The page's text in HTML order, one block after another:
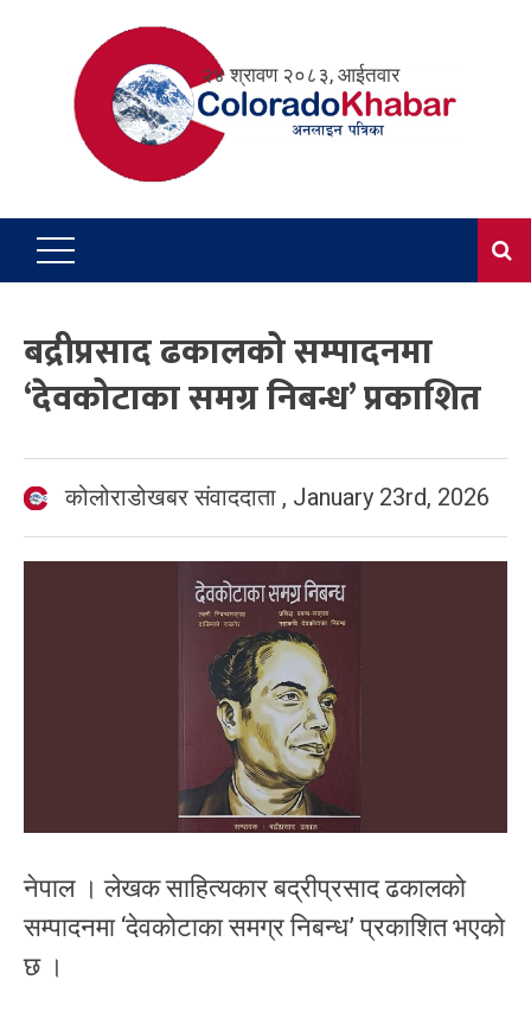
२४ श्रावण २०८३, आईतवार
बद्रीप्रसाद ढकालको सम्पादनमा
‘देवकोटाका समग्र निबन्ध’ प्रकाशित
कोलोराडोखबर संवाददाता , January 23rd, 2026
नेपाल । लेखक साहित्यकार बद्रीप्रसाद ढकालको
सम्पादनमा ‘देवकोटाका समग्र निबन्ध’ प्रकाशित भएको
छ ।